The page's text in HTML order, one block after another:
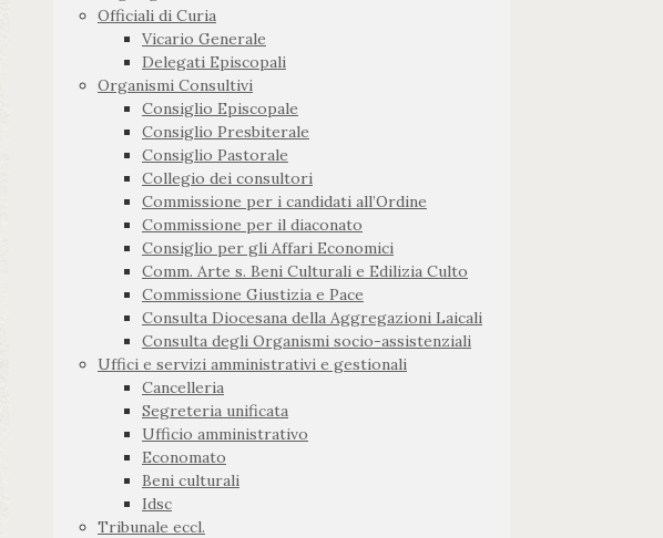
Officiali di Curia
Vicario Generale
Delegati Episcopali
Organismi Consultivi
Consiglio Episcopale
Consiglio Presbiterale
Consiglio Pastorale
Collegio dei consultori
Commissione per i candidati all’Ordine
Commissione per il diaconato
Consiglio per gli Affari Economici
Comm. Arte s. Beni Culturali e Edilizia Culto
Commissione Giustizia e Pace
Consulta Diocesana della Aggregazioni Laicali
Consulta degli Organismi socio-assistenziali
Uffici e servizi amministrativi e gestionali
Cancelleria
Segreteria unificata
Ufficio amministrativo
Economato
Beni culturali
Idsc
Tribunale eccl.